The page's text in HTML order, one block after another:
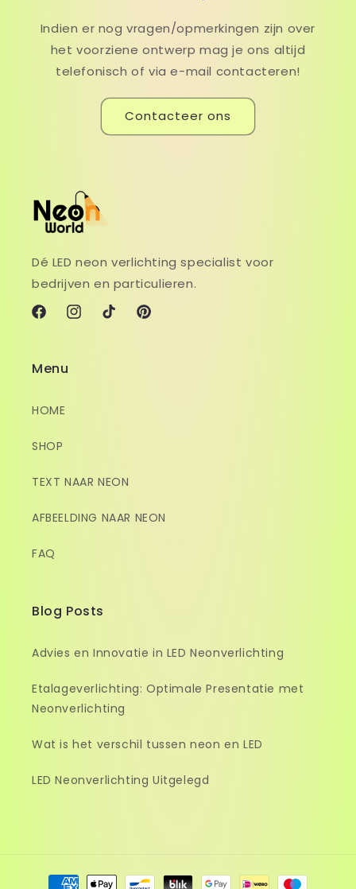
Indien er nog vragen/opmerkingen zijn over
het voorziene ontwerp mag je ons altijd
telefonisch of via e-mail contacteren!
Contacteer ons
Dé LED neon verlichting specialist voor
bedrijven en particulieren.
FacebookInstagramTikTokPinterest
Menu
HOME
SHOP
TEXT NAAR NEON
AFBEELDING NAAR NEON
FAQ
Blog Posts
Advies en Innovatie in LED Neonverlichting
Etalageverlichting: Optimale Presentatie met
Neonverlichting
Wat is het verschil tussen neon en LED
LED Neonverlichting Uitgelegd
Betaalmethoden